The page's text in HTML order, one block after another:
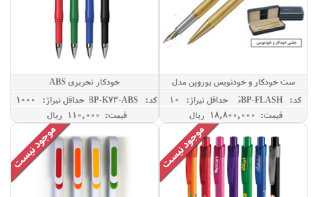
ست خودکار و خودنویس یوروپن مدل
FLASH
کد: GBP-FLASH
حداقل تيراژ: 10
قیمت: 18,800,000 ريال
خودکار تحریری ABS
کد: RBP-K73-ABS
حداقل تيراژ: 1000
قیمت: 110,000 ريال